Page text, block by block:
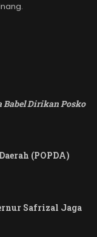
Babel Dirikan Posko
(POPDA)
Safrizal Jaga